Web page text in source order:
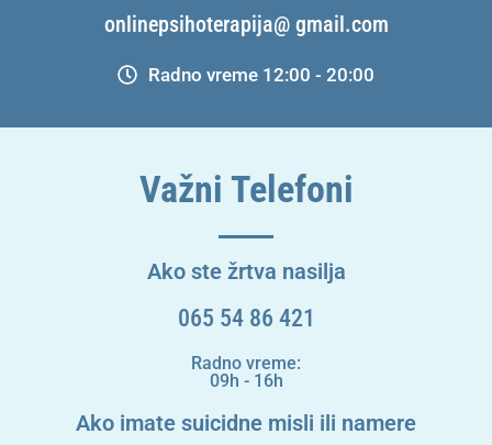
onlinepsihoterapija@ gmail.com
Radno vreme 12:00 - 20:00
Važni Telefoni
Ako ste žrtva nasilja
065 54 86 421
Radno vreme:
09h - 16h
Ako imate suicidne misli ili namere